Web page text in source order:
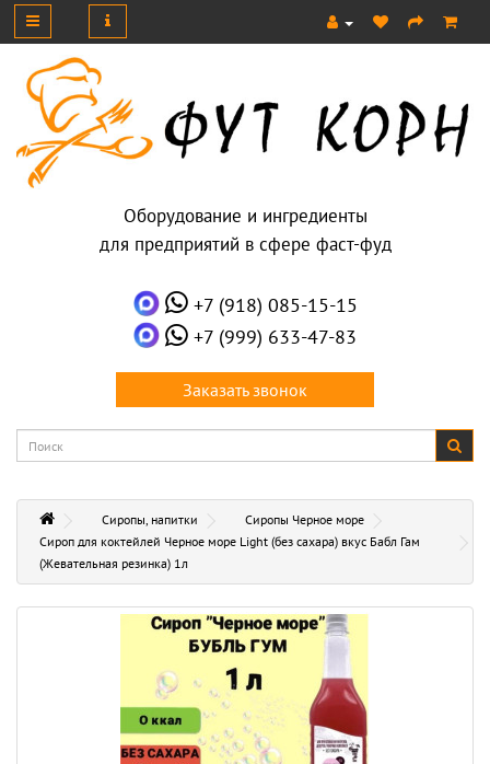
Оборудование и ингредиенты
для предприятий в сфере фаст-фуд
+7 (918) 085-15-15
+7 (999) 633-47-83
Заказать звонок
Сиропы, напитки
Сиропы Черное море
Сироп для коктейлей Черное море Light (без сахара) вкус Бабл Гам
(Жевательная резинка) 1л